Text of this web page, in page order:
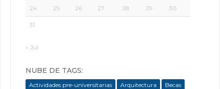
24 25 26 27 28 29 30
31
« Jul
NUBE DE TAGS:
Actividades pre-universitarias Arquitectura
Becas